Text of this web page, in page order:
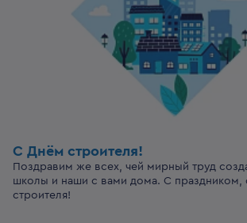
С Днём строителя!
Поздравим же всех, чей мирный труд
школы и наши с вами дома. С праздником,
строителя!